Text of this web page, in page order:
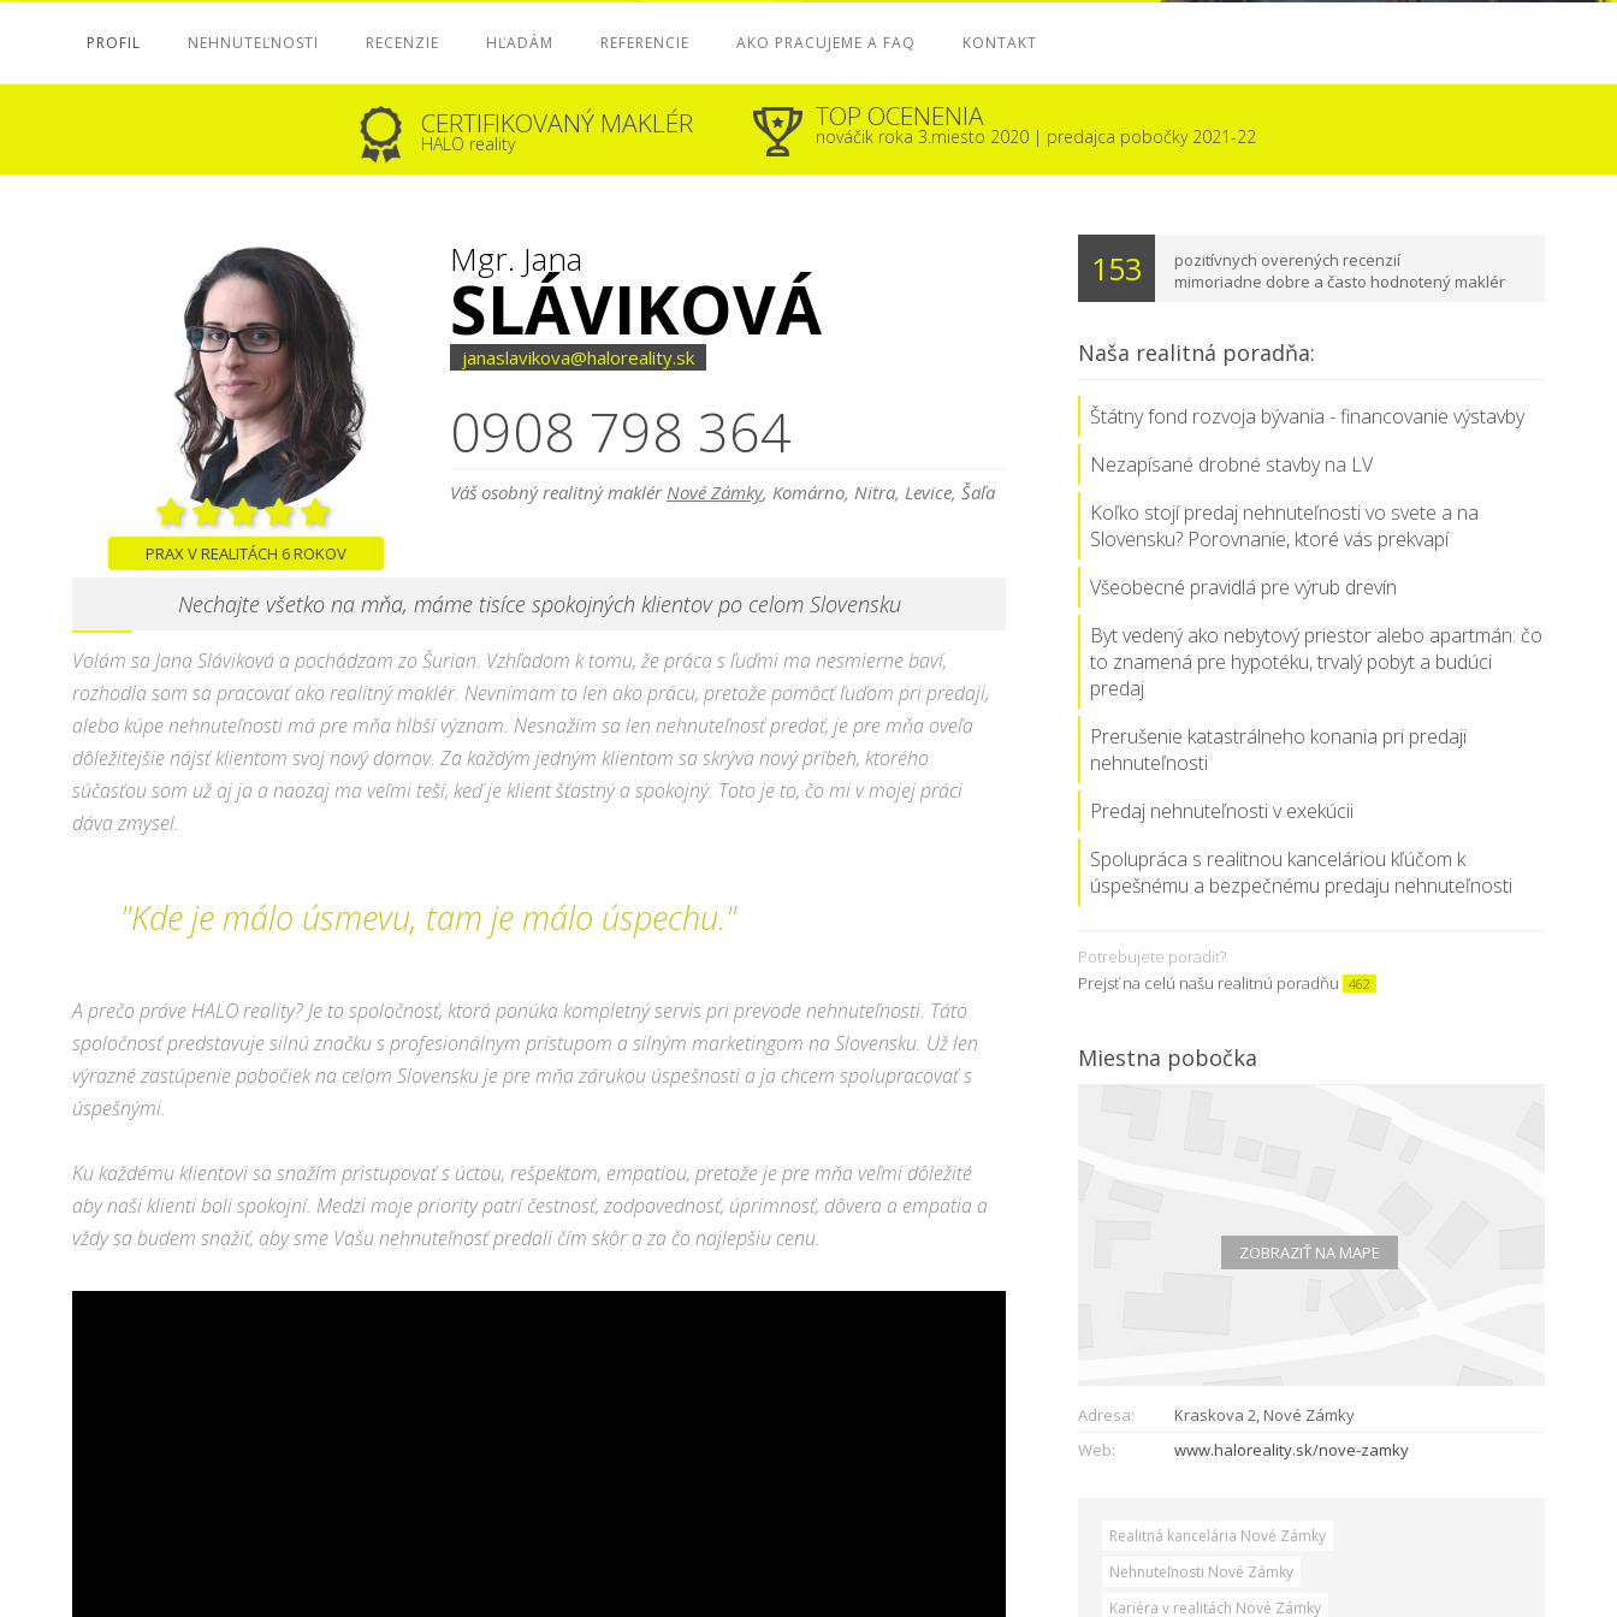
PROFIL NEHNUTEĽNOSTI RECENZIE HĽADÁM REFERENCIE AKO PRACUJEME A FAQ KONTAKT
CERTIFIKOVANÝ MAKLÉR
HALO reality
TOP OCENENIA
nováčik roka 3.miesto 2020 | predajca pobočky 2021-22
PRAX V REALITÁCH 6 ROKOV
Mgr. Jana
SLÁVIKOVÁ
janaslavikova@haloreality.sk
0908 798 364
Váš osobný realitný maklérNové Zámky, Komárno, Nitra, Levice, Šaľa
Nechajte všetko na mňa, máme tisíce spokojných klientov po celom Slovensku
Volám sa Jana Sláviková a pochádzam zo Šurian. Vzhľadom k tomu, že práca s ľuďmi ma nesmierne baví,
rozhodla som sa pracovať ako realitný maklér. Nevnímam to len ako prácu, pretože pomôcť ľuďom pri predaji,
alebo kúpe nehnuteľnosti má pre mňa hlbší význam. Nesnažím sa len nehnuteľnosť predať, je pre mňa oveľa
dôležitejšie nájsť klientom svoj nový domov. Za každým jedným klientom sa skrýva nový príbeh, ktorého
súčasťou som už aj ja a naozaj ma veľmi teší, keď je klient šťastný a spokojný. Toto je to, čo mi v mojej práci
dáva zmysel.
"Kde je málo úsmevu, tam je málo úspechu."
A prečo práve HALO reality? Je to spoločnosť, ktorá ponúka kompletný servis pri prevode nehnuteľnosti. Táto
spoločnosť predstavuje silnú značku s profesionálnym prístupom a silným marketingom na Slovensku. Už len
výrazné zastúpenie pobočiek na celom Slovensku je pre mňa zárukou úspešnosti a ja chcem spolupracovať s
úspešnými.
Ku každému klientovi sa snažím pristupovať s úctou, rešpektom, empatiou, pretože je pre mňa veľmi dôležité
aby naši klienti boli spokojní. Medzi moje priority patrí čestnosť, zodpovednosť, úprimnosť, dôvera a empatia a
vždy sa budem snažiť, aby sme Vašu nehnuteľnosť predali čím skôr a za čo najlepšiu cenu.
153
pozitívnych overených recenzií
mimoriadne dobre a často hodnotený maklér
Naša realitná poradňa:
Štátny fond rozvoja bývania - financovanie výstavby
Nezapísané drobné stavby na LV
Koľko stojí predaj nehnuteľnosti vo svete a na
Slovensku? Porovnanie, ktoré vás prekvapí
Všeobecné pravidlá pre výrub drevín
Byt vedený ako nebytový priestor alebo apartmán: čo
to znamená pre hypotéku, trvalý pobyt a budúci
predaj
Prerušenie katastrálneho konania pri predaji
nehnuteľnosti
Predaj nehnuteľnosti v exekúcii
Spolupráca s realitnou kanceláriou kľúčom k
úspešnému a bezpečnému predaju nehnuteľnosti
Potrebujete poradiť?
Prejsť na celú našu realitnú poradňu 462
Miestna pobočka
ZOBRAZIŤ NA MAPE
Adresa:
Kraskova 2, Nové Zámky
Web:
www.haloreality.sk/nove-zamky
Realitná kancelária Nové Zámky
Nehnuteľnosti Nové Zámky
Kariéra v realitách Nové Zámky